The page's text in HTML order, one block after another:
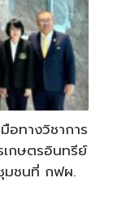
อทางวิชาการ
เกษตรอินทรีย์
มชนที่ กฟผ.